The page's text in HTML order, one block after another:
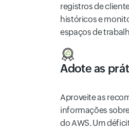
registros de
históricos e
espaços de
Adote as
Aproveite as
informações
do AWS. Um